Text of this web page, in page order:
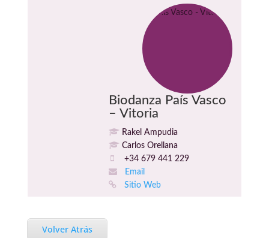
Biodanza País Vasco
– Vitoria
Rakel Ampudia
Carlos Orellana
+34 679 441 229
Email
Sitio Web
Volver Atrás